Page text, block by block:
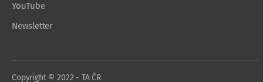
YouTube
Newsletter
Copyright © 2022 - TA ČR